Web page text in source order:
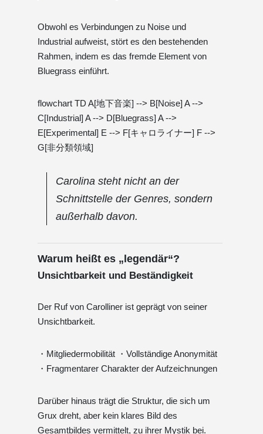
Obwohl es Verbindungen zu Noise und
Industrial aufweist, stört es den bestehenden
Rahmen, indem es das fremde Element von
Bluegrass einführt.
flowchart TD A[地下音楽] --> B[Noise] A -->
C[Industrial] A --> D[Bluegrass] A -->
E[Experimental] E --> F[キャロライナー] F -->
G[非分類領域]
Carolina steht nicht an der
Schnittstelle der Genres, sondern
außerhalb davon.
Warum heißt es „legendär“?
Unsichtbarkeit und Beständigkeit
Der Ruf von Carolliner ist geprägt von seiner
Unsichtbarkeit.
・Mitgliedermobilität ・Vollständige Anonymität
・Fragmentarer Charakter der Aufzeichnungen
Darüber hinaus trägt die Struktur, die sich um
Grux dreht, aber kein klares Bild des
Gesamtbildes vermittelt, zu ihrer Mystik bei.